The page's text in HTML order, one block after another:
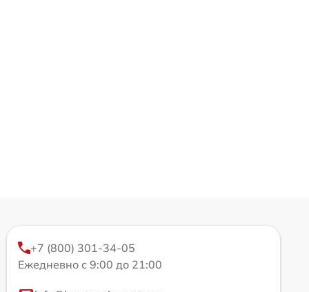
+7 (800) 301-34-05
Ежедневно с 9:00 до 21:00